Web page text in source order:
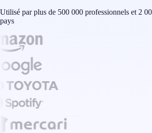
Utilisé par plus de 500 000 professionnels et 2
pays